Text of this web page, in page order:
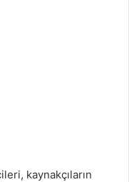
kaynakçıların